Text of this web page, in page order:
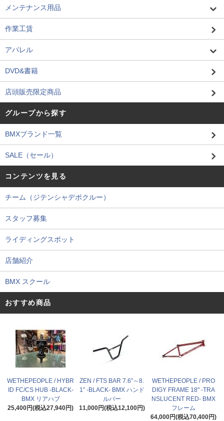
メンテナンス用品
作業工賃
アパレル
DVD&書籍
店頭販売限定商品
グループから探す
BMXブランド一覧
SALE（セール）
コンテンツを見る
チーム（ジテンシャデポクルー）
スタッフ募集
ライディングスポット
店舗紹介
BMX スクール
おすすめ商品
WETHEPEOPLE / HYBR
ID FC/CS HUB -BLACK-
BMX リアハブ
25,400円(税込27,940円)
ZEN / FTS BAR 7.6”～8.
1” -BLACK- BMX ハンド
ルバー
11,000円(税込12,100円)
WETHEPEOPLE / PRO
DIGY FRAME 18" -TRA
NSLUCENT RED- BMX
フレーム
64,000円(税込70,400円)